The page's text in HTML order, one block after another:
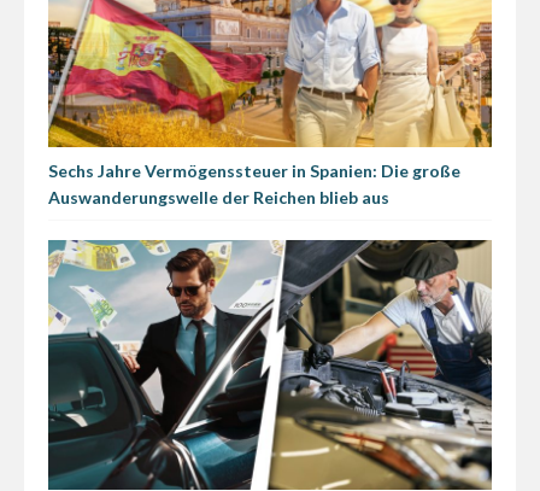
Sechs Jahre Vermögenssteuer in Spanien: Die große
Auswanderungswelle der Reichen blieb aus